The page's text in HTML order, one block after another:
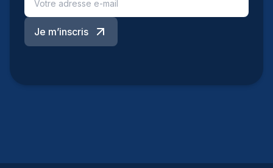
Je m’inscris